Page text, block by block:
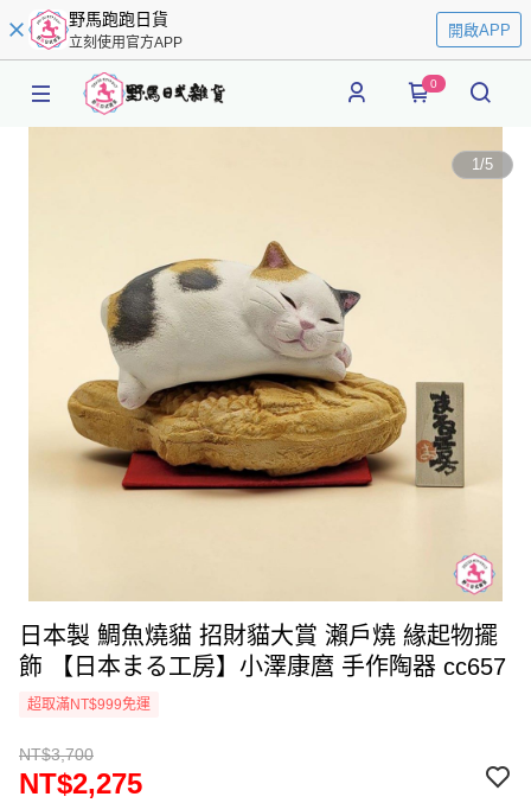
野馬跑跑日貨
立刻使用官方APP
開啟APP
0
1/5
日本製 鯛魚燒貓 招財貓大賞 瀨戶燒 緣起物擺
飾 【日本まる工房】小澤康麿 手作陶器 cc657
超取滿NT$999免運
NT$3,700
NT$2,275